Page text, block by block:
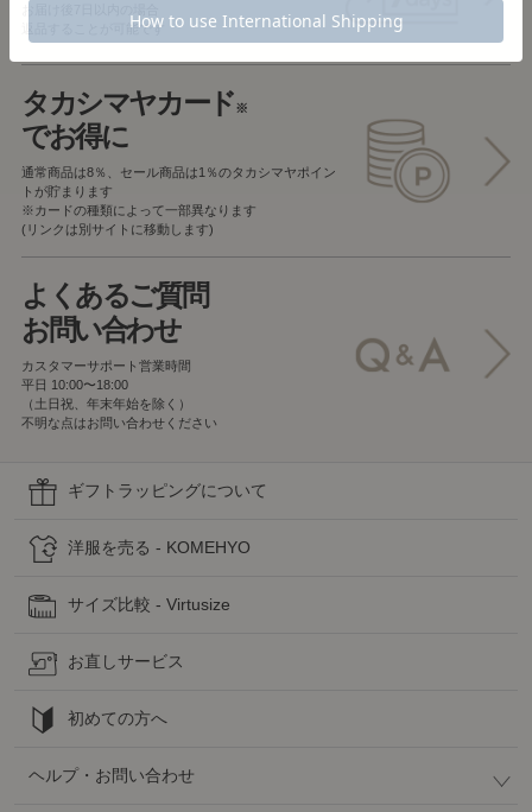
返品することが可能です
タカシマヤカード※
でお得に
通常商品は8％、セール商品は1％のタカシマヤポイン
トが貯まります
※カードの種類によって一部異なります
(リンクは別サイトに移動します)
よくあるご質問
お問い合わせ
カスタマーサポート営業時間
平日 10:00〜18:00
（土日祝、年末年始を除く）
不明な点はお問い合わせください
ギフトラッピングについて
洋服を売る - KOMEHYO
サイズ比較 - Virtusize
お直しサービス
初めての方へ
ヘルプ・お問い合わせ